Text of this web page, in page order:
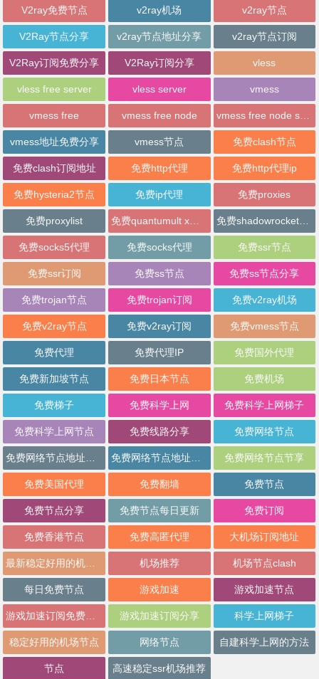
V2ray免费节点 v2ray机场 v2ray节点
V2Ray节点分享 v2ray节点地址分享 v2ray节点订阅
V2Ray订阅免费分享 V2Ray订阅分享 vless
vless free server vless server vmess
vmess free vmess free node vmess free node sharing
vmess地址免费分享 vmess节点 免费clash节点
免费clash订阅地址 免费http代理 免费http代理ip
免费hysteria2节点 免费ip代理 免费proxies
免费proxylist 免费shadowrocket节点
免费socks5代理 免费socks代理 免费ssr节点
免费ssr订阅 免费ss节点 免费ss节点分享
免费trojan节点 免费trojan订阅 免费v2ray机场
免费v2ray节点 免费v2ray订阅 免费vmess节点
免费代理 免费代理IP 免费国外代理
免费新加坡节点 免费日本节点 免费机场
免费梯子 免费科学上网 免费科学上网梯子
免费科学上网节点 免费线路分享 免费网络节点
免费网络节点节享
免费美国代理 免费翻墙 免费节点
免费节点分享 免费节点每日更新 免费订阅
免费香港节点 免费高匿代理 大机场订阅地址
机场推荐 机场节点clash
每日免费节点 游戏加速 游戏加速节点
游戏加速订阅分享 科学上网梯子
稳定好用的机场节点 网络节点 自建科学上网的方法
节点 高速稳定ssr机场推荐